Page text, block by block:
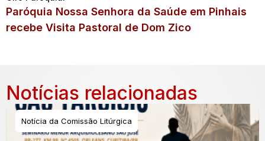
Paróquia Nossa Senhora da Saúde em Pinhais
recebe Visita Pastoral de Dom Zico
Notícias relacionadas
Notícia da Comissão Litúrgica